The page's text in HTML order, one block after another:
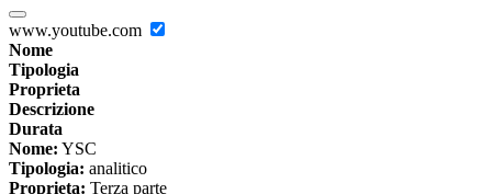
www.youtube.com
Nome
Tipologia
Proprieta
Descrizione
Durata
Nome: YSC
Tipologia: analitico
Proprieta: Terza parte